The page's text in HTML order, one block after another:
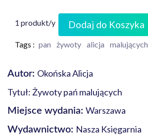
1 produkt/y Dodaj do Koszyka
Tags : pan żywoty alicja malujących
Autor: Okońska Alicja
Tytuł: Żywoty pań malujących
Miejsce wydania: Warszawa
Wydawnictwo: Nasza Księgarnia